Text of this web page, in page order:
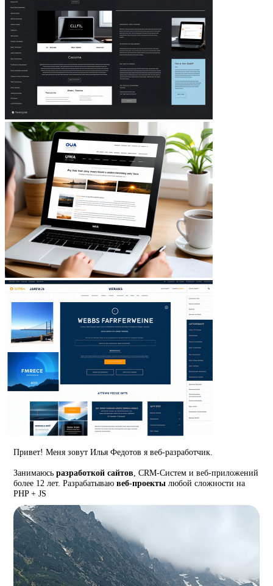
Привет! Меня зовут Илья Федотов я веб-разработчик.
Занимаюсьразработкой сайтов , CRM-Систем и веб-приложений
более 12 лет. Разрабатываювеб-проекты любой сложности на
PHP + JS